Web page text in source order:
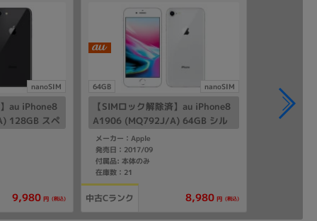
nanoSIM
au iPhone8
128GB スペ
9,980 円 (税込)
64GB nanoSIM
【SIMロック解除済】au iPhone8
A1906 (MQ792J/A) 64GB シル
バー
メーカー：Apple
発売日：2017/09
付属品: 本体のみ
在庫数：21
中古Cランク 8,980 円 (税込)